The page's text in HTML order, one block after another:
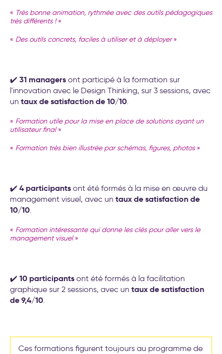
« Très bonne animation, rythmée avec des outils pédagogiques
très différents !»
« Des outils concrets, faciles à utiliser et à déployer»
✔️ 31 managers ont participé à la formation sur
l'innovation avec le Design Thinking, sur 3 sessions, avec
un taux de satisfaction de 10/10.
« Formation utile pour la mise en place de solutions ayant un
utilisateur final»
« Formation très bien illustrée par schémas, figures, photos»
✔️ 4 participants ont été formés à la mise en œuvre du
management visuel, avec un taux de satisfaction de
10/10.
« Formation intéressante qui donne les clés pour aller vers le
management visuel»
✔️ 10 participants ont été formés à la facilitation
graphique sur 2 sessions, avec un taux de satisfaction
de 9,4/10.
Ces formations figurent toujours au programme de